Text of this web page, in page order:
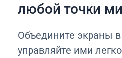
любой точки
Объедините экраны
управляйте ими